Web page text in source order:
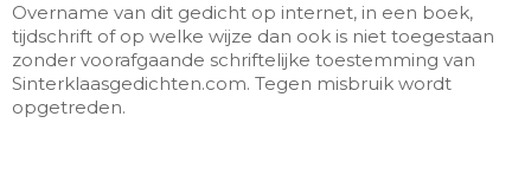
Overname van dit gedicht op internet, in een boek,
tijdschrift of op welke wijze dan ook is niet toegestaan
zonder voorafgaande schriftelijke toestemming van
Sinterklaasgedichten.com. Tegen misbruik wordt
opgetreden.